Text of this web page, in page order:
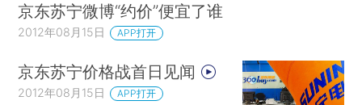
京东苏宁微博“约价”便宜了谁
2012年08月15日 APP打开
京东苏宁价格战首日见闻
2012年08月15日 APP打开